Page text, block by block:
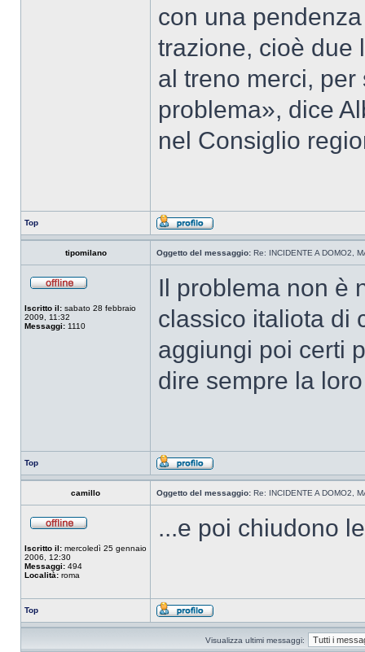
con una
trazione, cioè due
al treno merci,
problema», dice
nel Consiglio
Top
tipomilano Oggetto del messaggio: Re: INCIDENTE A DOMO2,
Iscritto il: sabato 28 febbraio
2009, 11:32
Messaggi: 1110
Il problema non è
classico italiota di
aggiungi poi certi
dire sempre la
Top
camillo Oggetto del messaggio: Re: INCIDENTE A DOMO2,
Iscritto il: mercoledì 25 gennaio
2006, 12:30
Messaggi: 494
Località: roma
...e poi chiudono
Top
Visualizza ultimi messaggi: